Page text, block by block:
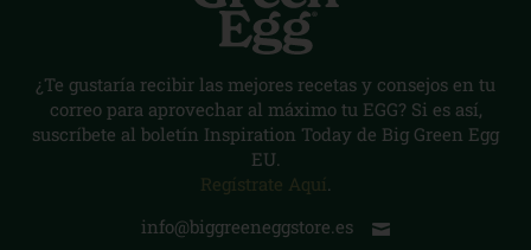
¿Te gustaría recibir las mejores recetas y consejos en tu
correo para aprovechar al máximo tu EGG? Si es así,
suscríbete al boletín Inspiration Today de Big Green Egg
EU.
Regístrate Aquí.
info@biggreeneggstore.es